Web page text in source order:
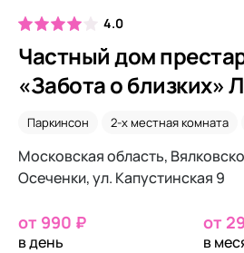
4.0
Частный дом
«Забота о близких»
Паркинсон 2-х местная комната
Московская область,
Осеченки, ул. Капустинская 9
от 990 ₽
в день
от
в